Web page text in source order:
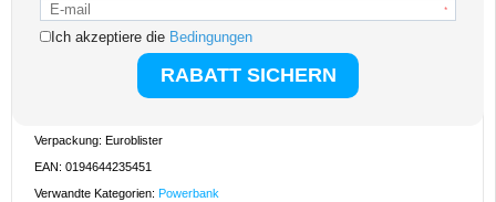
beim kabellosen Laden beiträgt
- Graphen wird in Kühlsystemen verwendet, da es Wärme effektiver ableitet als
herkömmliche Materialien
- Schlanke magnetische Powerbanks sind beliebt für den täglichen Gebrauch,
da sie Telefone aufladen, ohne die normale Nutzung zu beeinträchtigen.
- Anker Nano Magnetic Power Bank 5000mAh
Verpackung: Euroblister
EAN: 0194644235451
Verwandte Kategorien: Powerbank